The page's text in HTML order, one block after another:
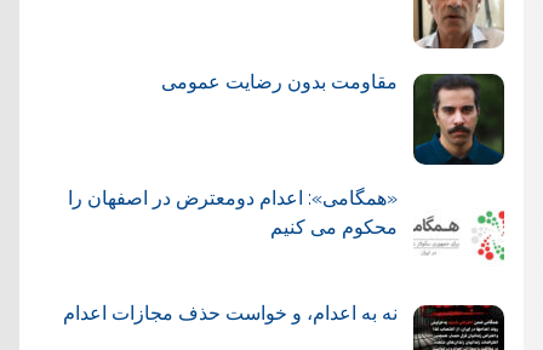
مقاومت بدون رضایت عمومی
«همگامی»: اعدام دومعترض در اصفهان را
محکوم می کنیم
نه به اعدام، و خواست حذف مجازات اعدام